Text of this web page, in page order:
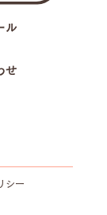
ル
せ
シー